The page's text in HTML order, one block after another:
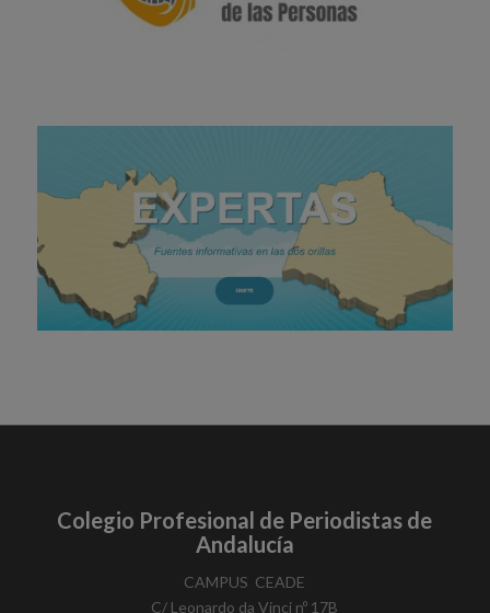
Colegio Profesional de Periodistas de
Andalucía
​CAMPUS ​ CEADE
C/ Leonardo da Vinci nº 17B